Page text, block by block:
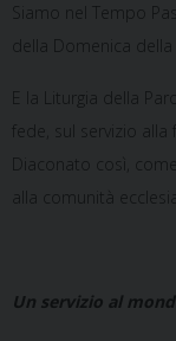
Siamo nel Tempo
della Domenica
E la Liturgia della
fede, sul servizio alla
Diaconato così,
alla comunità
Un servizio al